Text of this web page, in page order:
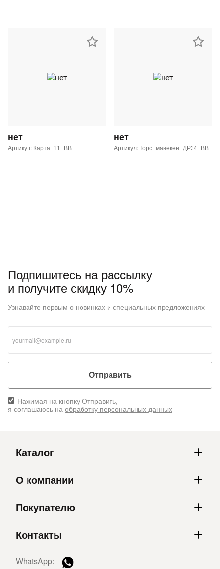
нет
Артикул: Карта_11_BB
нет
Артикул: Торс_манекен_ДР34_ВВ
Подпишитесь на рассылку
и получите скидку 10%
Узнавайте первым о новинках и специальных предложениях
Отправить
Нажимая на кнопку Отправить,
я соглашаюсь на обработку персональных данных
Каталог
О компании
Покупателю
Контакты
WhatsApp: